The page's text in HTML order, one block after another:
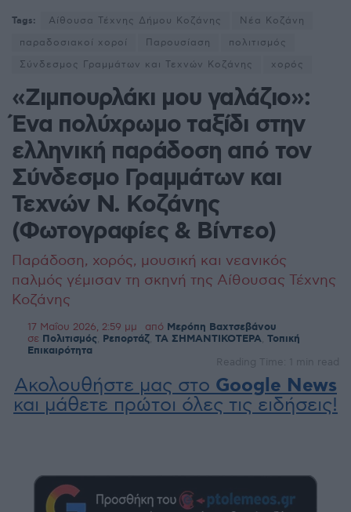
Tags: Αίθουσα Τέχνης Δήμου Κοζάνης
Νέα Κοζάνη
παραδοσιακοί χοροί
Παρουσίαση
πολιτισμός
Σύνδεσμος Γραμμάτων και Τεχνών Κοζάνης
χορός
«Ζιμπουρλάκι μου γαλάζιο»:
Ένα πολύχρωμο ταξίδι στην
ελληνική παράδοση από τον
Σύνδεσμο Γραμμάτων και
Τεχνών Ν. Κοζάνης
(Φωτογραφίες & Βίντεο)
Παράδοση, χορός, μουσική και νεανικός
παλμός γέμισαν τη σκηνή της Αίθουσας Τέχνης
Κοζάνης
17 Μαΐου 2026, 2:59 μμ από Μερόπη Βαχτσεβάνου
σε Πολιτισμός Ρεπορτάζ ΤΑ ΣΗΜΑΝΤΙΚΟΤΕΡΑ Τοπική
Επικαιρότητα
Reading Time: 1 min read
Ακολουθήστε μας στο Google News
και μάθετε πρώτοι όλες τις ειδήσεις!